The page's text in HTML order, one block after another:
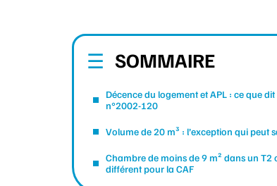
SOMMAIRE
Décence du logement et APL : ce que
n°2002-120
Volume de 20 m³ : l’exception qui peut
Chambre de moins de 9 m² dans un T2
différent pour la CAF